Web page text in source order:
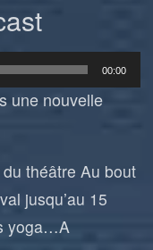
00:00
une nouvelle
théâtre Au bout
jusqu’au 15
yoga…A